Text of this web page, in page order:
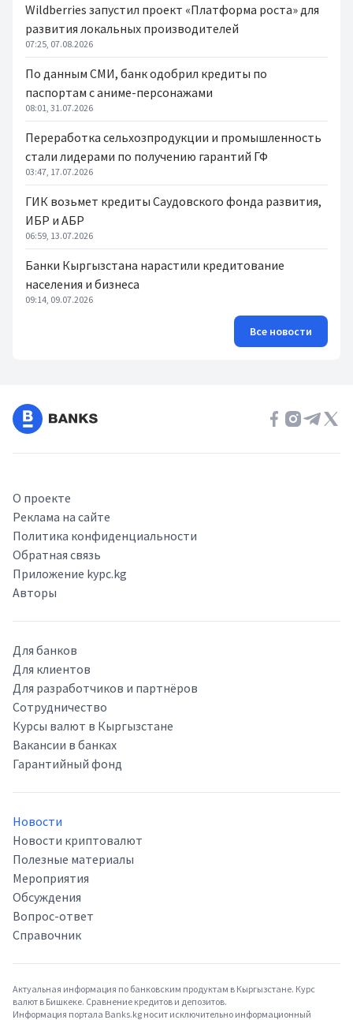
Wildberries запустил проект «Платформа роста» для
развития локальных производителей
07:25, 07.08.2026
По данным СМИ, банк одобрил кредиты по
паспортам с аниме-персонажами
08:01, 31.07.2026
Переработка сельхозпродукции и промышленность
стали лидерами по получению гарантий ГФ
03:47, 17.07.2026
ГИК возьмет кредиты Саудовского фонда развития,
ИБР и АБР
06:59, 13.07.2026
Банки Кыргызстана нарастили кредитование
населения и бизнеса
09:14, 09.07.2026
Все новости
О проекте
Реклама на сайте
Политика конфиденциальности
Обратная связь
Приложение kypc.kg
Авторы
Для банков
Для клиентов
Для разработчиков и партнёров
Сотрудничество
Курсы валют в Кыргызстане
Вакансии в банках
Гарантийный фонд
Новости
Новости криптовалют
Полезные материалы
Мероприятия
Обсуждения
Вопрос-ответ
Справочник
Актуальная информация по банковским продуктам в Кыргызстане. Курс
валют в Бишкеке. Сравнение кредитов и депозитов.
Информация портала Banks.kg носит исключительно информационный